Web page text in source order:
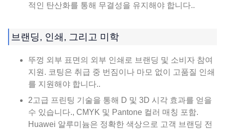
적인 탄산화를 통해 무결성을 유지해야 합니다..
브랜딩, 인쇄, 그리고 미학
뚜껑 외부 표면의 외부 인쇄로 브랜딩 및 소비자 참여
지원. 코팅은 취급 중 번짐이나 마모 없이 고품질 인쇄
를 지원해야 합니다..
2고급 프린팅 기술을 통해 D 및 3D 시각 효과를 얻을
수 있습니다., CMYK 및 Pantone 컬러 매칭 포함.
Huawei 알루미늄은 정확한 색상으로 고객 브랜딩 전